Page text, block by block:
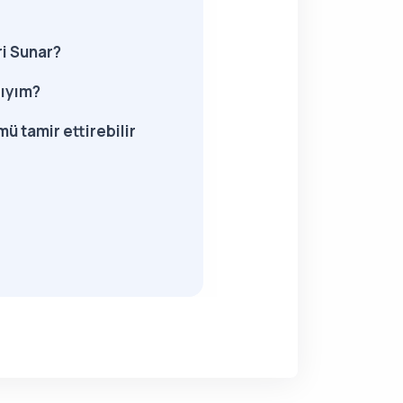
Sunar?
tamir ettirebilir